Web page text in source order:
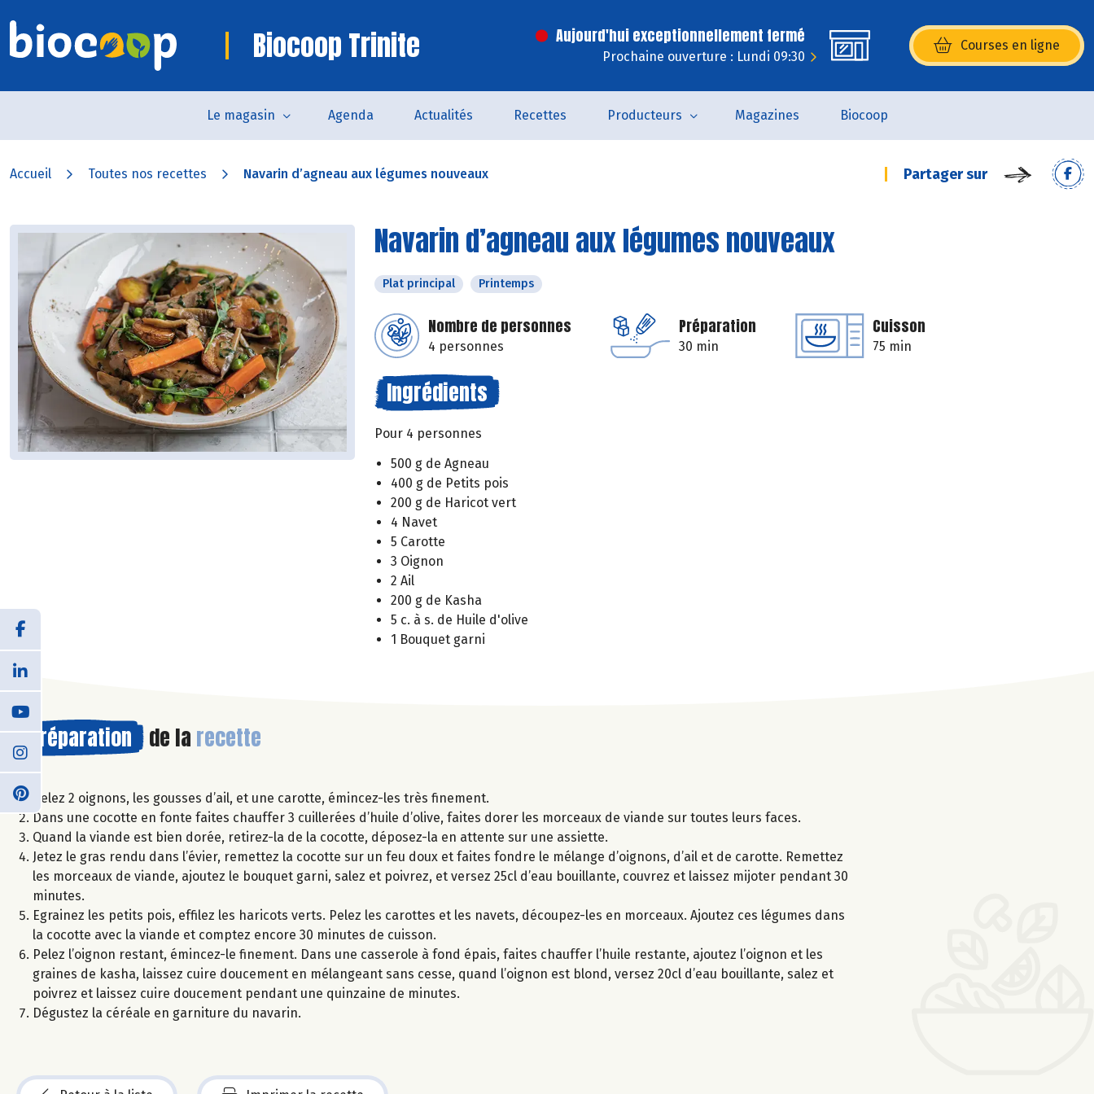
Biocoop Trinite Aujourd'hui exceptionnellement fermé
Prochaine ouverture : Lundi 09:30
Courses en ligne
(s’ouvre dans une nouvelle
Le magasin Agenda Actualités Recettes Producteurs Magazines Biocoop
Accueil Toutes nos recettes Navarin d’agneau aux légumes nouveaux Partager sur
Navarin d’agneau aux légumes nouveaux
Plat principal Printemps
Nombre de personnes
4 personnes
Préparation
30 min
Cuisson
75 min
Ingrédients
Pour 4 personnes
500 g de Agneau
400 g de Petits pois
200 g de Haricot vert
4 Navet
5 Carotte
3 Oignon
2 Ail
200 g de Kasha
5 c. à s. de Huile d'olive
1 Bouquet garni
Préparation de la recette
Pelez 2 oignons, les gousses d’ail, et une carotte, émincez-les très finement.
Dans une cocotte en fonte faites chauffer 3 cuillerées d’huile d’olive, faites dorer les morceaux de viande sur toutes leurs faces.
Quand la viande est bien dorée, retirez-la de la cocotte, déposez-la en attente sur une assiette.
Jetez le gras rendu dans l’évier, remettez la cocotte sur un feu doux et faites fondre le mélange d’oignons, d’ail et de carotte. Remettez
les morceaux de viande, ajoutez le bouquet garni, salez et poivrez, et versez 25cl d’eau bouillante, couvrez et laissez mijoter pendant 30
minutes.
Egrainez les petits pois, effilez les haricots verts. Pelez les carottes et les navets, découpez-les en morceaux. Ajoutez ces légumes dans
la cocotte avec la viande et comptez encore 30 minutes de cuisson.
Pelez l’oignon restant, émincez-le finement. Dans une casserole à fond épais, faites chauffer l’huile restante, ajoutez l’oignon et les
graines de kasha, laissez cuire doucement en mélangeant sans cesse, quand l’oignon est blond, versez 20cl d’eau bouillante, salez et
poivrez et laissez cuire doucement pendant une quinzaine de minutes.
Dégustez la céréale en garniture du navarin.